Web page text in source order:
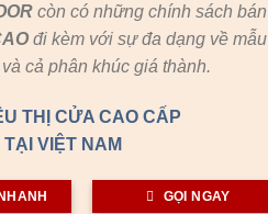
còn có những chính sách bán
đi kèm với sự đa dạng về mẫu
cả phân khúc giá thành.
THỊ CỬA CAO CẤP
VIỆT NAM
GỌI NGAY